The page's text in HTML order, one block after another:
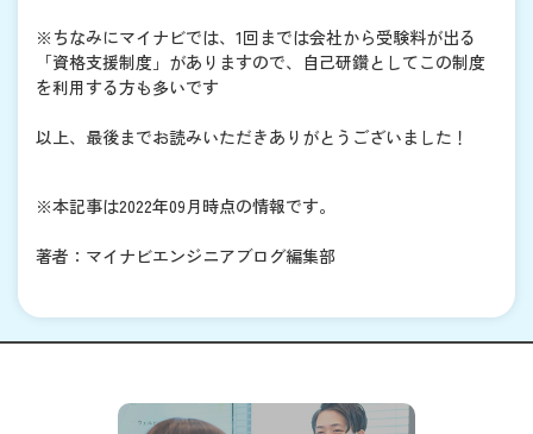
※ちなみにマイナビでは、1回までは会社から受験料が出る
「資格支援制度」がありますので、自己研鑽としてこの制度
を利用する方も多いです
以上、最後までお読みいただきありがとうございました！
※本記事は2022年09月時点の情報です。
著者：マイナビエンジニアブログ編集部